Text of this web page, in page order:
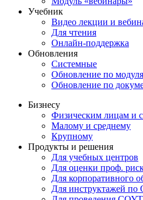
Учебник
Видео лекции и
Для чтения
Онлайн-поддержка
Обновления
Системные
Обновление по
Обновление по
Бизнесу
Физическим лицам и
Малому и среднему
Крупному
Продукты и решения
Для учебных центров
Для оценки проф.
Для корпоративного
Для инструктажей по